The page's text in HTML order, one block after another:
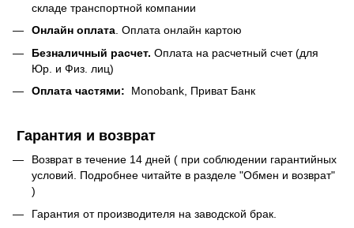
складе транспортной компании
Онлайн оплата . Оплата онлайн картою
Безналичный расчет. Оплата на расчетный счет (для
Юр. и Физ. лиц)
Оплата частями: Monobank, Приват Банк
Гарантия и возврат
Возврат в течение 14 дней ( при соблюдении гарантийных
условий. Подробнее читайте в разделе "Обмен и возврат"
)
Гарантия от производителя на заводской брак.